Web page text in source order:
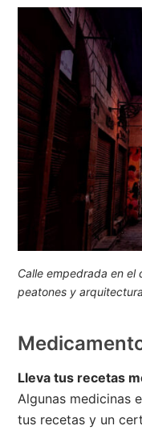
Calle empedrada en el
peatones y
Lleva tus recetas
Algunas medicinas
tus recetas y un